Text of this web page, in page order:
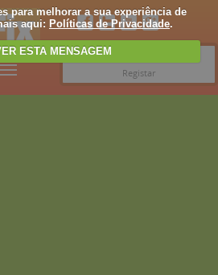
para melhorar a sua experiência de
aqui: Políticas de Privacidade.
ESTA MENSAGEM
Registar